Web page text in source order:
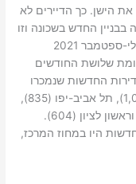
את הישן. כך הדיירים לא
החדש בשכונה וזו
כבר דירתם הקבועה. ברמה ארצית נמכרו ביולי-ספטמבר 2021
דירות חדשות, ירידה של 4.8% לעומת שלושת החודשים
כשליש מכלל הדירות החדשות שנמכרו
מתרכז בערים אשקלון (1,183), ירושלים (1,045), תל אביב-יפו (835),
מודיעין-מכבים-רעות (723), בני ברק (664) וראשון לציון (604).
חדשות היו במחוז המרכז,